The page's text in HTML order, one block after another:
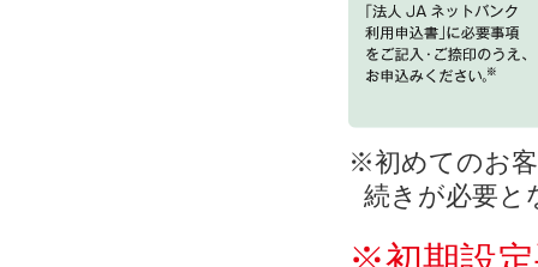
※初めてのお
続きが必要と